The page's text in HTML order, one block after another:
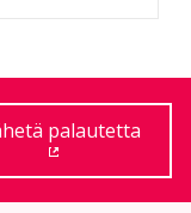
palautetta